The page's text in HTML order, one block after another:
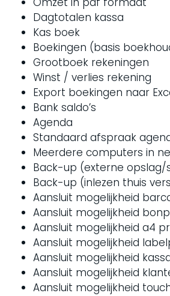
Dagtotalen kassa
Kas boek
Boekingen (basis
Grootboek rekeningen
Winst / verlies rekening
Export boekingen naar
Bank saldo’s
Agenda
Standaard afspraak
Meerdere computers in
Back-up (externe
Back-up (inlezen thuis
Aansluit mogelijkheid
Aansluit mogelijkheid
Aansluit mogelijkheid a4
Aansluit mogelijkheid
Aansluit mogelijkheid
Aansluit mogelijkheid
Aansluit mogelijkheid